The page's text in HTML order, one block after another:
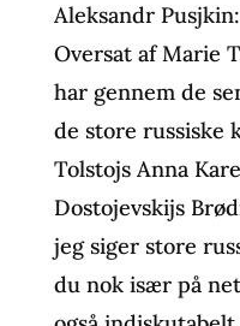
Aleksandr
Oversat af Marie
har gennem de
de store russiske
Tolstojs Anna
Dostojevskijs
jeg siger store
du nok især på